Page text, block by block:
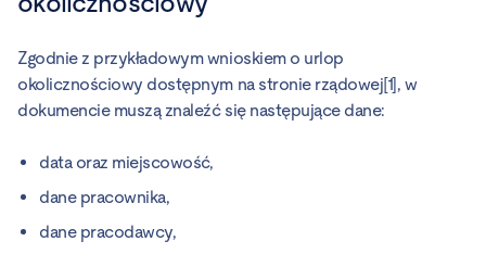
Zgodnie z przykładowym wnioskiem o urlop
okolicznościowy dostępnym na stronie rządowej[1], w
dokumencie muszą znaleźć się następujące dane:
data oraz miejscowość,
dane pracownika,
dane pracodawcy,